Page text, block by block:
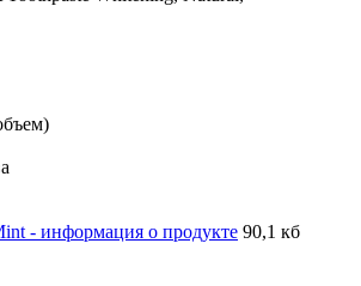
- информация о продукте 90,1 кб